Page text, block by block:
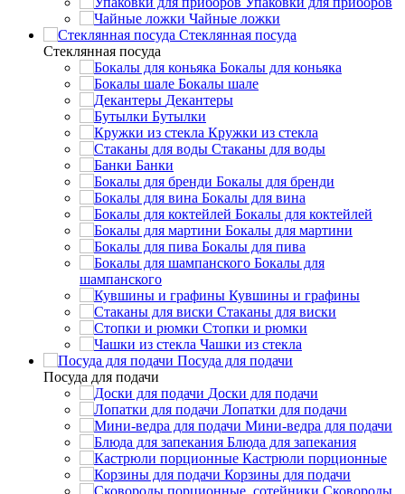
Чайные ложки
Стеклянная посуда
Стеклянная посуда
Бокалы для коньяка
Бокалы шале
Декантеры
Бутылки
Кружки из стекла
Стаканы для воды
Банки
Бокалы для бренди
Бокалы для вина
Бокалы для коктейлей
Бокалы для мартини
Бокалы для пива
Бокалы для
шампанского
Кувшины и графины
Стаканы для виски
Стопки и рюмки
Чашки из стекла
Посуда для подачи
Посуда для подачи
Доски для подачи
Лопатки для подачи
Мини-ведра для подачи
Блюда для запекания
Кастрюли порционные
Корзины для подачи
Сковороды